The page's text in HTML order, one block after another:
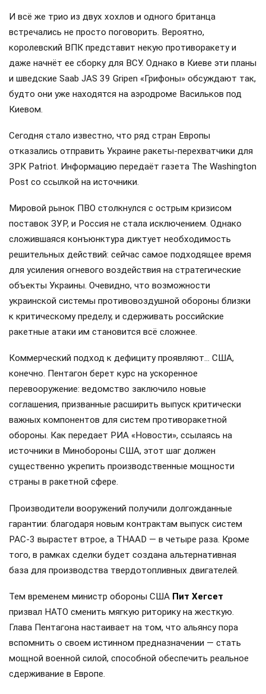
И всё же трио из двух хохлов и одного британца
встречались не просто поговорить. Вероятно,
королевский ВПК представит некую противоракету и
даже начнёт ее сборку для ВСУ. Однако в Киеве эти планы
и шведские Saab JAS 39 Gripen «Грифоны» обсуждают так,
будто они уже находятся на аэродроме Васильков под
Киевом.
Сегодня стало известно, что ряд стран Европы
отказались отправить Украине ракеты-перехватчики для
ЗРК Patriot. Информацию передаёт газета The Washington
Post со ссылкой на источники.
Мировой рынок ПВО столкнулся с острым кризисом
поставок ЗУР, и Россия не стала исключением. Однако
сложившаяся конъюнктура диктует необходимость
решительных действий: сейчас самое подходящее время
для усиления огневого воздействия на стратегические
объекты Украины. Очевидно, что возможности
украинской системы противовоздушной обороны близки
к критическому пределу, и сдерживать российские
ракетные атаки им становится всё сложнее.
Коммерческий подход к дефициту проявляют… США,
конечно. Пентагон берет курс на ускоренное
перевооружение: ведомство заключило новые
соглашения, призванные расширить выпуск критически
важных компонентов для систем противоракетной
обороны. Как передает РИА «Новости», ссылаясь на
источники в Минобороны США, этот шаг должен
существенно укрепить производственные мощности
страны в ракетной сфере.
Производители вооружений получили долгожданные
гарантии: благодаря новым контрактам выпуск систем
PAC-3 вырастет втрое, а THAAD — в четыре раза. Кроме
того, в рамках сделки будет создана альтернативная
база для производства твердотопливных двигателей.
Тем временем министр обороны США Пит Хегсет
призвал НАТО сменить мягкую риторику на жесткую.
Глава Пентагона настаивает на том, что альянсу пора
вспомнить о своем истинном предназначении — стать
мощной военной силой, способной обеспечить реальное
сдерживание в Европе.